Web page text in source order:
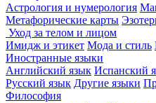
Астрология и нумерология
Метафорические карты
Уход за телом и лицом
Имидж и этикет Мода и стиль
Иностранные языки
Английский язык Испанский
Русский язык Другие языки
Философия